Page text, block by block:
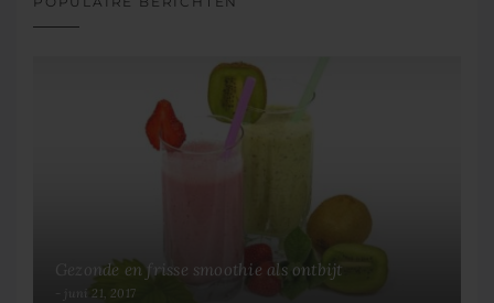
Gezonde en frisse smoothie als ontbijt
juni 21, 2017